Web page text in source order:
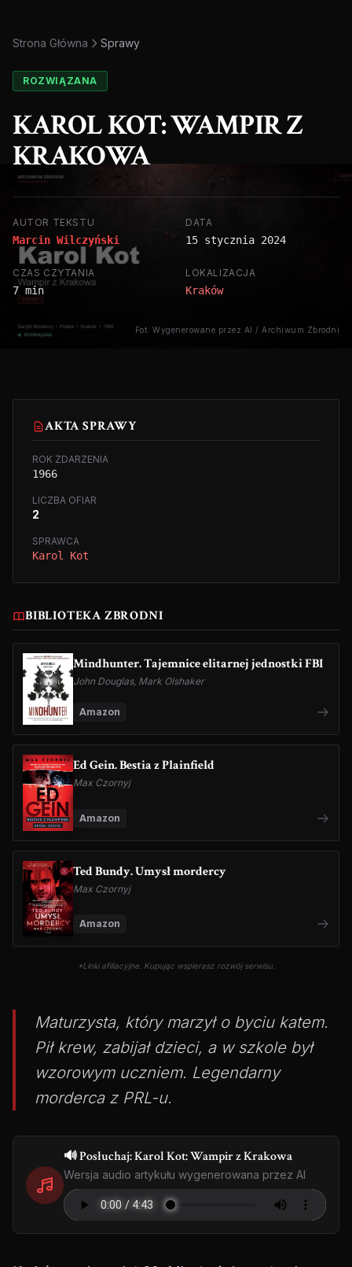
Fot. Wygenerowane przez AI / Archiwum Zbrodni
Strona Główna Sprawy
ROZWIĄZANA
KAROL KOT: WAMPIR Z
KRAKOWA
AUTOR TEKSTU
Marcin Wilczyński
DATA
15 stycznia 2024
CZAS CZYTANIA
7 min
LOKALIZACJA
Kraków
AKTA SPRAWY
ROK ZDARZENIA
1966
LICZBA OFIAR
2
SPRAWCA
Karol Kot
BIBLIOTEKA ZBRODNI
Mindhunter. Tajemnice elitarnej jednostki FBI
John Douglas, Mark Olshaker
Amazon
Ed Gein. Bestia z Plainfield
Max Czornyj
Amazon
Ted Bundy. Umysł mordercy
Max Czornyj
Amazon
*Linki afiliacyjne. Kupując wspierasz rozwój serwisu.
Maturzysta, który marzył o byciu katem.
Pił krew, zabijał dzieci, a w szkole był
wzorowym uczniem. Legendarny
morderca z PRL-u.
🔊 Posłuchaj: Karol Kot: Wampir z Krakowa
Wersja audio artykułu wygenerowana przez AI